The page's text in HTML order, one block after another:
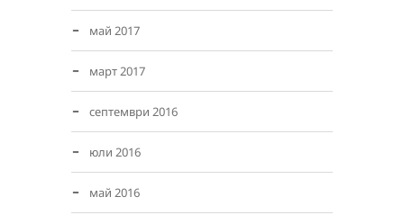
май 2017
март 2017
септември 2016
юли 2016
май 2016